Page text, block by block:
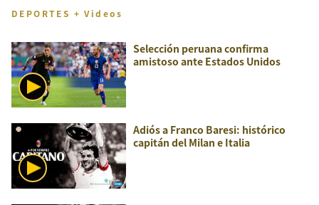
DEPORTES + Videos
Selección peruana confirma
amistoso ante Estados Unidos
Adiós a Franco Baresi: histórico
capitán del Milan e Italia